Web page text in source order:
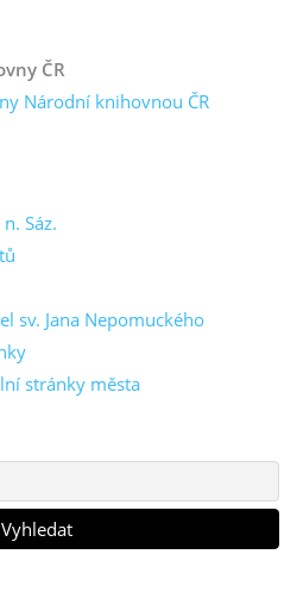
ČR
Sáz.
sv. Jana Nepomuckého
stránky města